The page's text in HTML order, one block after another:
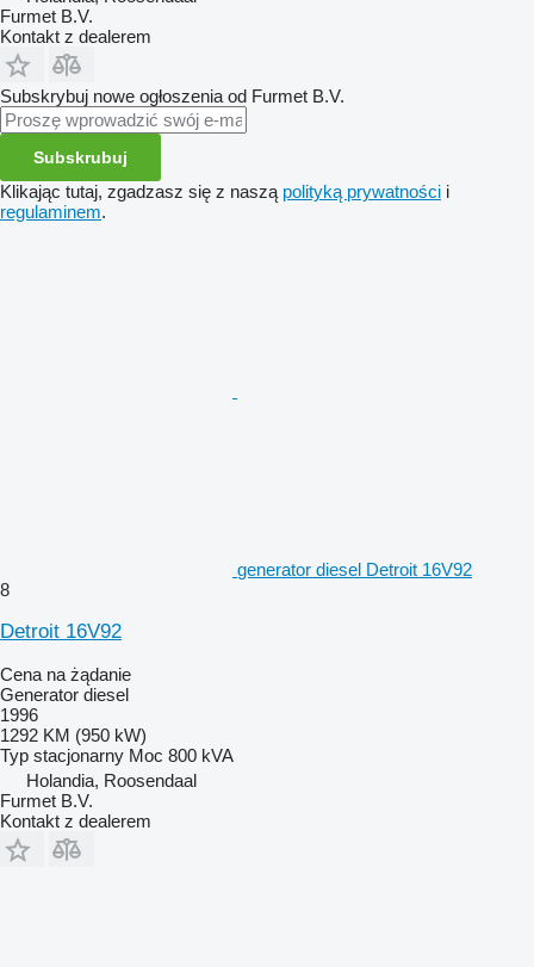
Furmet B.V.
Kontakt z dealerem
Subskrybuj nowe ogłoszenia od Furmet B.V.
Subskrubuj
Klikając tutaj, zgadzasz się z naszą polityką prywatności i
regulaminem.
generator diesel Detroit 16V92
8
Detroit 16V92
Cena na żądanie
Generator diesel
1996
1292 KM (950 kW)
Typ stacjonarny Moc 800 kVA
Holandia, Roosendaal
Furmet B.V.
Kontakt z dealerem